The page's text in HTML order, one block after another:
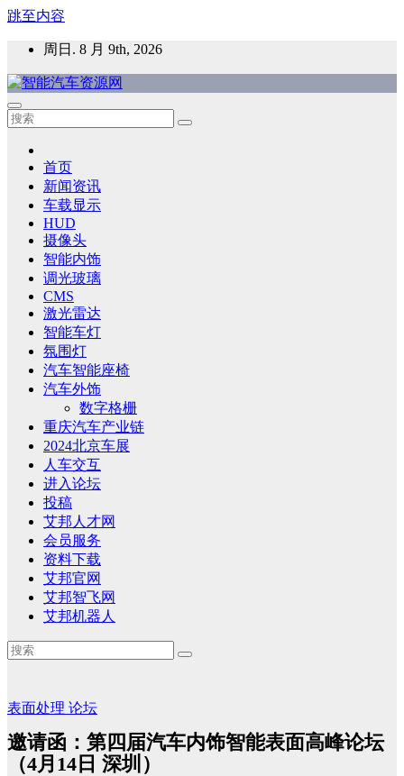
跳至内容
周日. 8 月 9th, 2026
智能汽车资源网
智能表面，智能内饰，新能源汽车，HMI，人车交互，智能车
首页
新闻资讯
车载显示
HUD
摄像头
智能内饰
调光玻璃
CMS
激光雷达
智能车灯
氛围灯
汽车智能座椅
汽车外饰
数字格栅
重庆汽车产业链
2024北京车展
人车交互
进入论坛
投稿
艾邦人才网
会员服务
资料下载
艾邦官网
艾邦智飞网
艾邦机器人
表面处理 论坛
邀请函：第四届汽车内饰智能表面高峰论坛
（4月14日 深圳）